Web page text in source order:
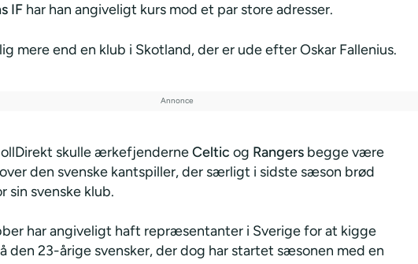
IF har han angiveligt kurs mod et par store adresser.
mere end en klub i Skotland, der er ude efter Oskar Fallenius.
skulle ærkefjenderneCeltic og Rangers begge være
den svenske kantspiller, der særligt i sidste sæson brød
sin svenske klub.
har angiveligt haft repræsentanter i Sverige for at kigge
den 23-årige svensker, der dog har startet sæsonen med en